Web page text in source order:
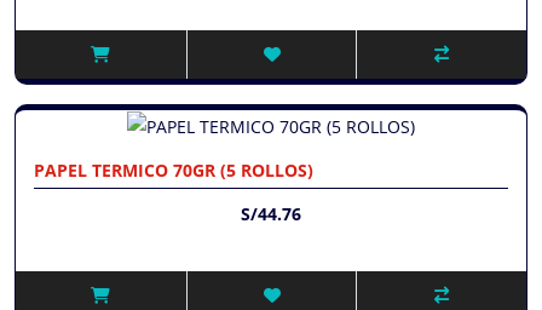
PAPEL TERMICO 70GR (5 ROLLOS)
S/44.76